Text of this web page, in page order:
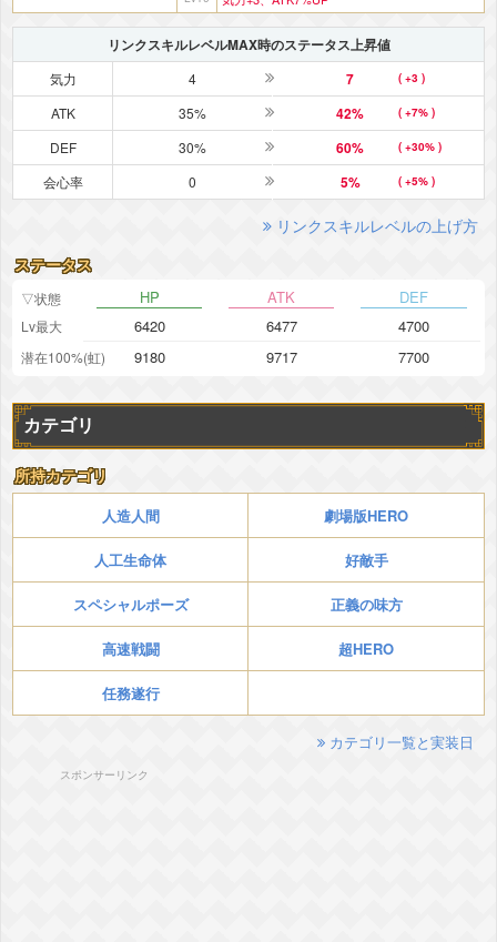
リンクスキルレベルMAX時のステータス上昇値
気力 4 7 ( +3 )
ATK 35% 42% ( +7% )
DEF 30% 60% ( +30% )
会心率 0 5% ( +5% )
リンクスキルレベルの上げ方
ステータス
▽状態 HP ATK DEF
Lv最大 6420 6477 4700
潜在100%(虹) 9180 9717 7700
カテゴリ
所持カテゴリ
人造人間 劇場版HERO
人工生命体 好敵手
スペシャルポーズ 正義の味方
高速戦闘 超HERO
任務遂行
カテゴリ一覧と実装日
スポンサーリンク